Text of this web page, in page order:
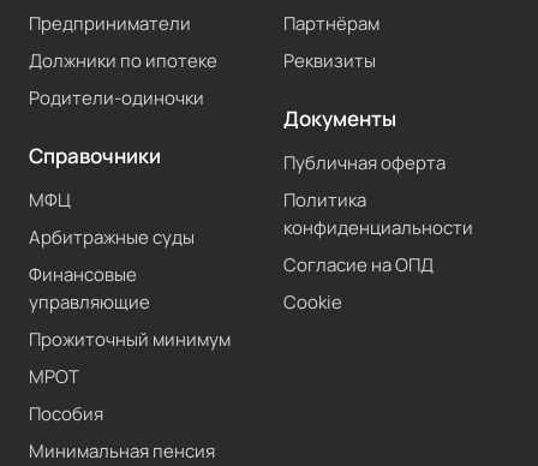
Предприниматели
Должники по ипотеке
Родители-одиночки
Справочники
МФЦ
Арбитражные суды
Финансовые
управляющие
Прожиточный минимум
МРОТ
Пособия
Минимальная пенсия
Партнёрам
Реквизиты
Документы
Публичная оферта
Политика
конфиденциальности
Согласие на ОПД
Cookie